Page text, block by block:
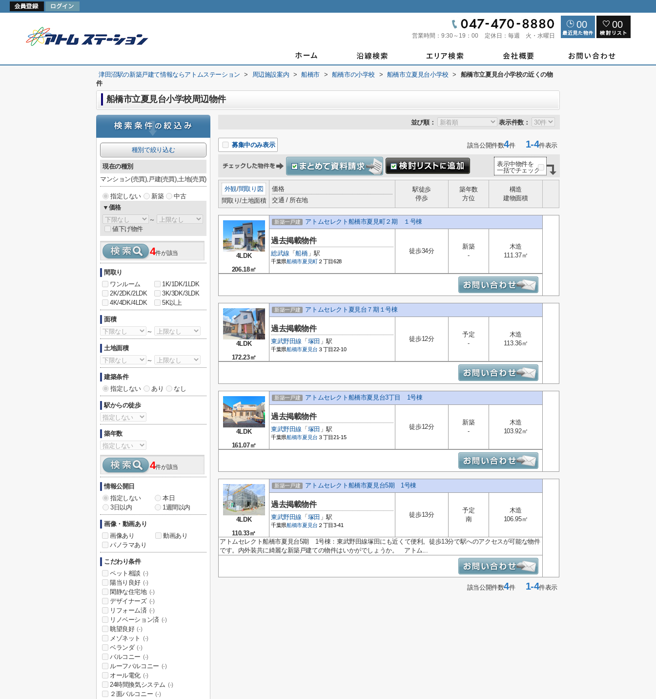
営業時間： 9:30～19：00 定休日： 毎週 火・水曜日
00 00
津田沼駅の新築戸建て情報ならアトムステーション > 周辺施設案内 > 船橋市 > 船橋市の小学校 > 船橋市立夏見台小学校 >
船橋市立夏見台小学校の近くの物
件
船橋市立夏見台小学校周辺物件
並び順： 表示件数：
募集中のみ表示 該当公開件数4件1-4件表示
表示中物件を
一括でチェック
外観/間取り図
間取り/土地面積
価格
交通 / 所在地
駅徒歩
停歩
築年数
方位
構造
建物面積
4LDK
206.18㎡
新築一戸建 アトムセレクト船橋市夏見町２期 １号棟
過去掲載物件
総武線 「船橋」駅
千葉県船橋市夏見町 ２丁目628
徒歩34分
新築
-
木造
111.37㎡
4LDK
172.23㎡
新築一戸建 アトムセレクト夏見台７期１号棟
過去掲載物件
東武野田線 「 塚田 」駅
千葉県船橋市夏見台 ３丁目22-10
徒歩12分
予定
-
木造
113.36㎡
4LDK
161.07㎡
新築一戸建 アトムセレクト船橋市夏見台3丁目 1号棟
過去掲載物件
東武野田線 「 塚田 」駅
千葉県船橋市夏見台 ３丁目21-15
徒歩12分
新築
-
木造
103.92㎡
4LDK
110.33㎡
新築一戸建 アトムセレクト船橋市夏見台5期 1号棟
過去掲載物件
東武野田線 「 塚田 」駅
千葉県船橋市夏見台 ２丁目3-41
徒歩13分
予定
南
木造
106.95㎡
アトムセレクト船橋市夏見台5期 1号棟：東武野田線塚田にも近くて便利。徒歩13分で駅へのアクセスが可能な物件
です。内外装共に綺麗な新築戸建ての物件はいかがでしょうか。 アトム...
該当公開件数4件1-4件表示
種別で絞り込む
現在の種別
マンション(売買),戸建(売買),土地(売買)
指定しない 新築
中古
▼価格
～
値下げ物件
4件が該当
間取り
ワンルーム
1K/1DK/1LDK
2K/2DK/2LDK
3K/3DK/3LDK
4K/4DK/4LDK
5K以上
面積
～
土地面積
～
建築条件
指定しない
あり なし
駅からの徒歩
築年数
4件が該当
情報公開日
指定しない
本日
3日以内
1週間以内
画像・動画あり
画像あり
動画あり
パノラマあり
こだわり条件
ペット相談 (-)
陽当り良好 (-)
閑静な住宅地 (-)
デザイナーズ (-)
リフォーム済 (-)
リノベーション済 (-)
眺望良好 (-)
メゾネット (-)
ベランダ (-)
バルコニー (-)
ルーフバルコニー (-)
オール電化 (-)
24時間換気システム (-)
２面バルコニー (-)